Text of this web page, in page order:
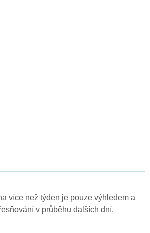
více než týden je pouze výhledem a
v průběhu dalších dní.